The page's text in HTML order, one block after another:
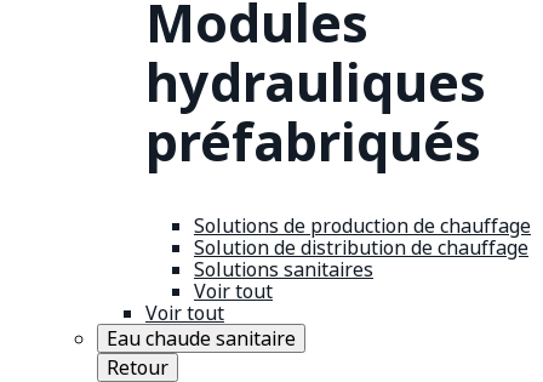
Modules
hydrauliques
préfabriqués
Solutions de production de chauffage
Solution de distribution de chauffage
Solutions sanitaires
Voir tout
Voir tout
Eau chaude sanitaire
Retour